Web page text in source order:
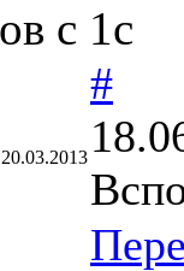
с 1с
20.03.2013
#